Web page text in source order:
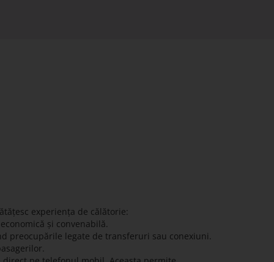
experiența de călătorie:
și convenabilă.
preocupările legate de transferuri sau conexiuni.